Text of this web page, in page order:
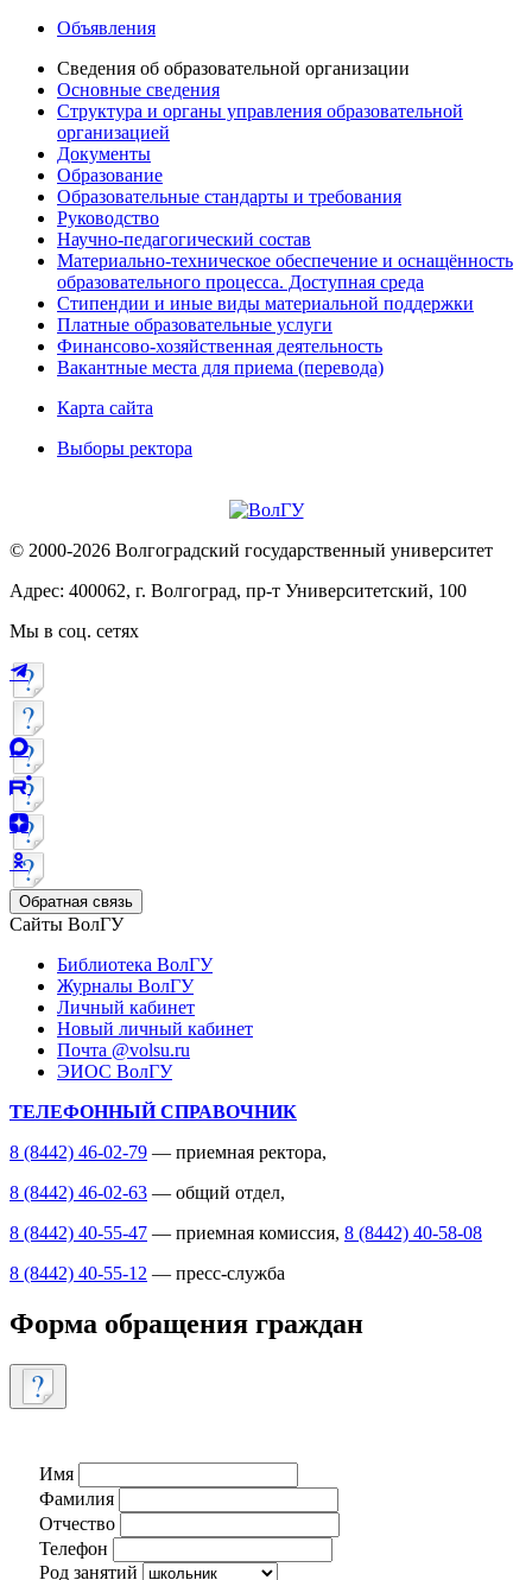
Объявления
Сведения об образовательной организации
Основные сведения
Структура и органы управления образовательной
организацией
Документы
Образование
Образовательные стандарты и требования
Руководство
Научно-педагогический состав
Материально-техническое обеспечение и оснащённость
образовательного процесса. Доступная среда
Стипендии и иные виды материальной поддержки
Платные образовательные услуги
Финансово-хозяйственная деятельность
Вакантные места для приема (перевода)
Карта сайта
Выборы ректора
© 2000-2026 Волгоградский государственный университет
Адрес: 400062, г. Волгоград, пр-т Университетский, 100
Мы в соц. сетях
Обратная связь
Сайты ВолГУ
Библиотека ВолГУ
Журналы ВолГУ
Личный кабинет
Новый личный кабинет
Почта @volsu.ru
ЭИОС ВолГУ
ТЕЛЕФОННЫЙ СПРАВОЧНИК
8 (8442) 46-02-79 — приемная ректора,
8 (8442) 46-02-63 — общий отдел,
8 (8442) 40-55-47 — приемная комиссия, 8 (8442) 40-58-08
8 (8442) 40-55-12 — пресс-служба
Форма обращения граждан
Имя
Фамилия
Отчество
Телефон
Род занятий